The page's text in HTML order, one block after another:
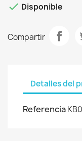
 Disponible
Compartir
Detalles del
Referencia